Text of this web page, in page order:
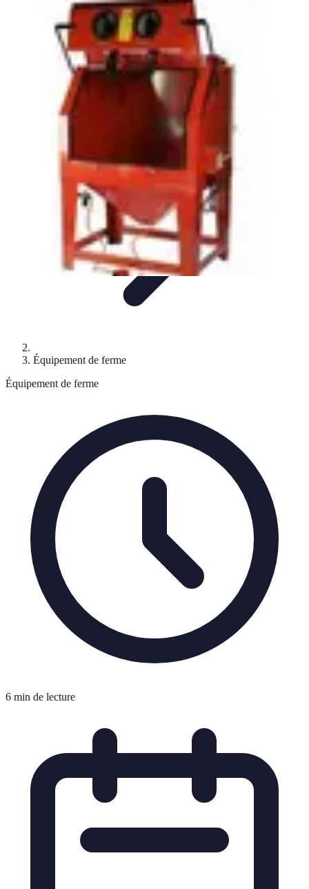
Choix des outils Achat d'outils Innovation
Outils Ferme
Équipement de ferme
Équipement de ferme
6 min de lecture